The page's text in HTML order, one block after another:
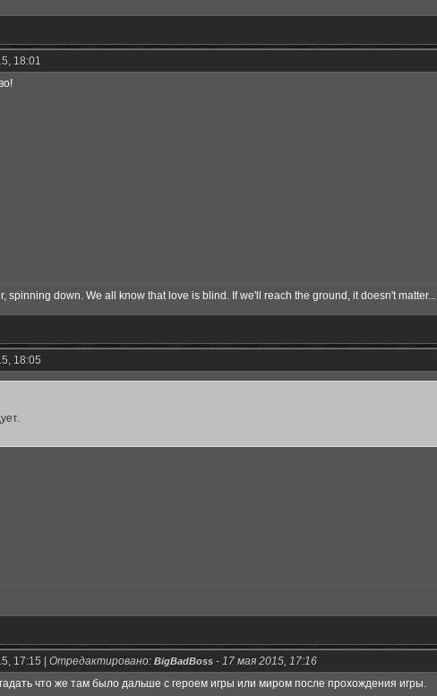
18:01
spinning down. We all know that love is blind. If we'll reach the ground, it doesn't matter...
18:05
17:15 | Отредактировано: BigBadBoss - 17 мая 2015, 17:16
что же там было дальше с героем игры или миром после прохождения игры.